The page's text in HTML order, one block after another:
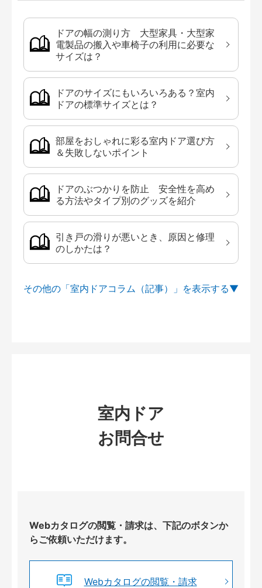
ドアの幅の測り方 大型家具・大型家
電製品の搬入や車椅子の利用に必要な
サイズは？
ドアのサイズにもいろいろある？室内
ドアの標準サイズとは？
部屋をおしゃれに彩る室内ドア選び方
＆失敗しないポイント
ドアのぶつかりを防止 安全性を高め
る方法やタイプ別のグッズを紹介
引き戸の滑りが悪いとき、原因と修理
のしかたは？
その他の「室内ドアコラム（記事）」を
室内ドア
お問合せ
Webカタログの閲覧・請求は、下記のボタンか
らご依頼いただけます。
Webカタログの閲覧・請求